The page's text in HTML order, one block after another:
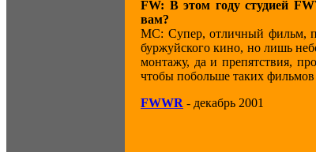
FW: В этом году студией
вам?
МС: Супер, отличный фильм,
буржуйского кино, но лишь
монтажу, да и препятствия,
чтобы побольше таких фильмов
FWWR - декабрь 2001